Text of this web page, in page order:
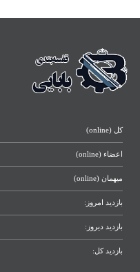
کل (online)
اعضاء (online)
میهمان (online)
بازدید امروز:
بازدید دیروز:
بازدید کل: